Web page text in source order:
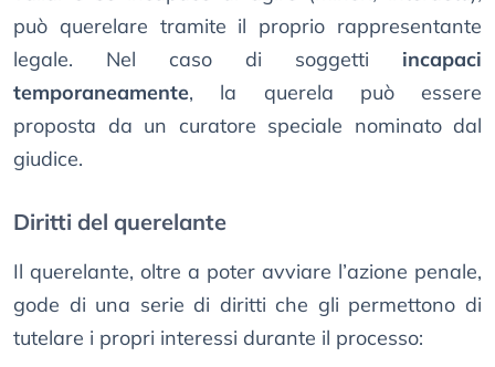
può querelare tramite il proprio rappresentante
legale. Nel caso di soggetti incapaci
temporaneamente, la querela può essere
proposta da un curatore speciale nominato dal
giudice.
Diritti del querelante
Il querelante, oltre a poter avviare l’azione penale,
gode di una serie di diritti che gli permettono di
tutelare i propri interessi durante il processo: